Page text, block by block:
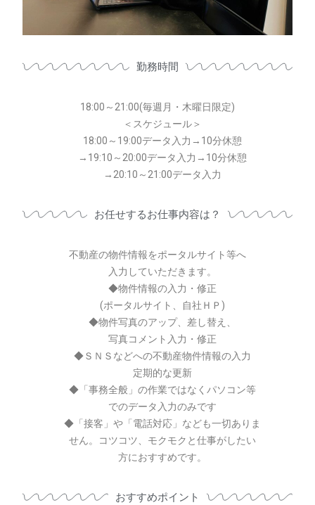
勤務時間
18:00～21:00(毎週月・木曜日限定)
＜スケジュール＞
18:00～19:00データ入力→10分休憩
→19:10～20:00データ入力→10分休憩
→20:10～21:00データ入力
お任せするお仕事内容は？
不動産の物件情報をポータルサイト等へ
入力していただきます。
◆物件情報の入力・修正
(ポータルサイト、自社ＨＰ)
◆物件写真のアップ、差し替え、
写真コメント入力・修正
◆ＳＮＳなどへの不動産物件情報の入力
定期的な更新
◆「事務全般」の作業ではなくパソコン等
でのデータ入力のみです
◆「接客」や「電話対応」なども一切ありま
せん。コツコツ、モクモクと仕事がしたい
方におすすめです。
おすすめポイント